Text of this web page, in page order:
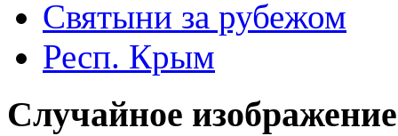
Святыни за рубежом
Респ. Крым
Случайное изображение